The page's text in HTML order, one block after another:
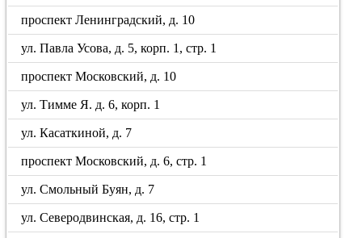
проспект Ленинградский, д. 10
ул. Павла Усова, д. 5, корп. 1, стр. 1
проспект Московский, д. 10
ул. Тимме Я. д. 6, корп. 1
ул. Касаткиной, д. 7
проспект Московский, д. 6, стр. 1
ул. Смольный Буян, д. 7
ул. Северодвинская, д. 16, стр. 1